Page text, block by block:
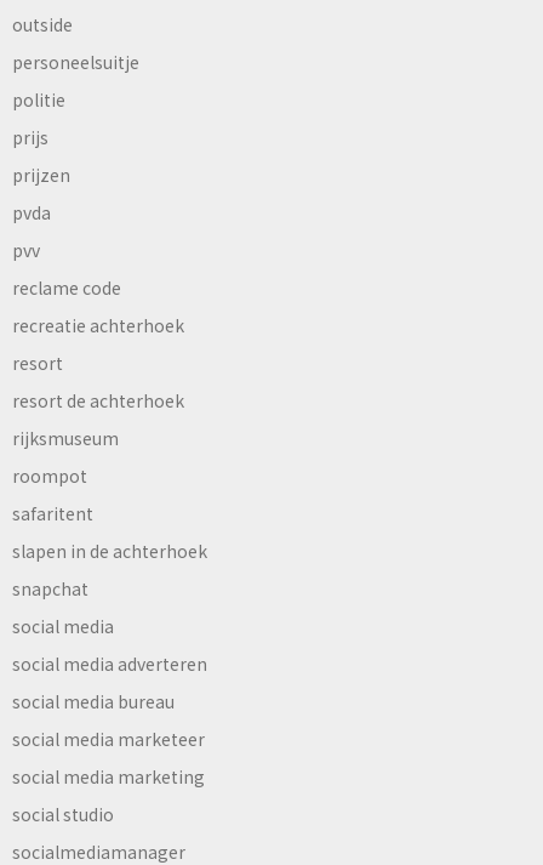
outside
personeelsuitje
politie
prijs
prijzen
pvda
pvv
reclame code
recreatie achterhoek
resort
resort de achterhoek
rijksmuseum
roompot
safaritent
slapen in de achterhoek
snapchat
social media
social media adverteren
social media bureau
social media marketeer
social media marketing
social studio
socialmediamanager